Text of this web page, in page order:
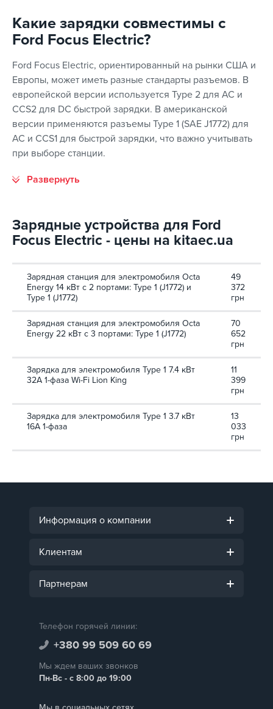
Какие зарядки совместимы с
Ford Focus Electric?
Ford Focus Electric, ориентированный на рынки США и
Европы, может иметь разные стандарты разъемов. В
европейской версии используется Type 2 для AC и
CCS2 для DC быстрой зарядки. В американской
версии применяются разъемы Type 1 (SAE J1772) для
AC и CCS1 для быстрой зарядки, что важно учитывать
при выборе станции.
Зарядные устройства для Ford
Focus Electric - цены на kitaec.ua
Зарядная станция для электромобиля Octa
Energy 14 кВт с 2 портами: Type 1 (J1772) и
Type 1 (J1772)
49
372
грн
Зарядная станция для электромобиля Octa
Energy 22 кВт с 3 портами: Type 1 (J1772)
70
652
грн
Зарядка для электромобиля Type 1 7.4 кВт
32А 1-фаза Wi-Fi Lion King
11
399
грн
Зарядка для электромобиля Type 1 3.7 кВт
16А 1-фаза
13
033
грн
Информация о компании
Клиентам
Партнерам
Телефон горячей линии:
+380 99 509 60 69
Мы ждем ваших звонков
Пн-Вс - с 8:00 до 19:00